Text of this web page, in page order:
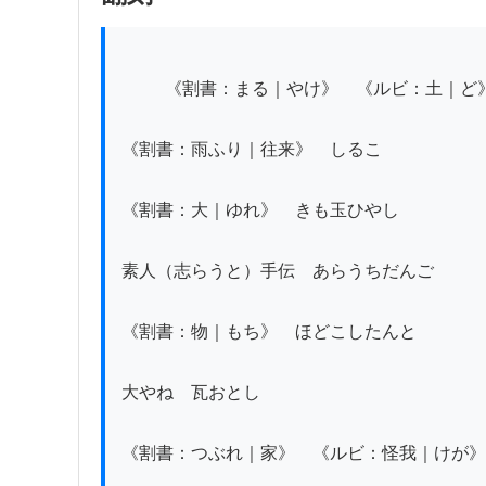
《割書：雨ふり｜往来》　しるこ
《割書：大｜ゆれ》　きも玉ひやし
素人（志らうと）手伝　あらうちだんご
《割書：物｜もち》　ほどこしたんと
大やね　瓦おとし
《割書：つぶれ｜家》　《ルビ：怪我｜けが